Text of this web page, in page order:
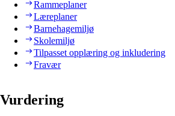
Rammeplaner
Læreplaner
Barnehagemiljø
Skolemiljø
Tilpasset opplæring og inkludering
Fravær
Vurdering